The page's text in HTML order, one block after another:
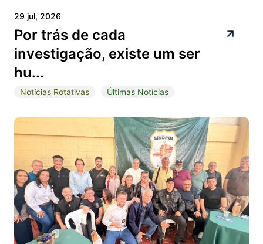
29 jul, 2026
Por trás de cada
investigação, existe um ser
hu...
Notícias Rotativas Últimas Notícias